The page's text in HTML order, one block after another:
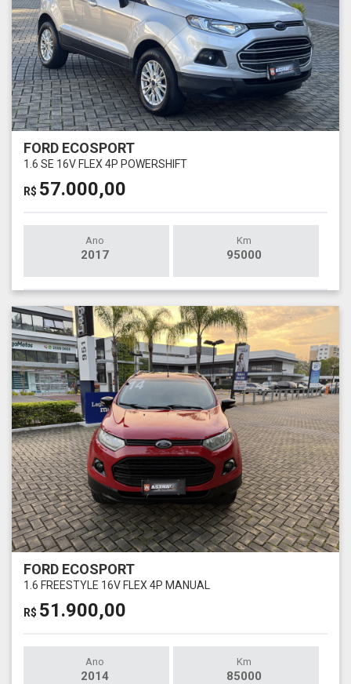
FORD ECOSPORT
1.6 SE 16V FLEX 4P POWERSHIFT
R$ 57.000,00
Ano
2017
Km
95000
FORD ECOSPORT
1.6 FREESTYLE 16V FLEX 4P MANUAL
R$ 51.900,00
Ano
2014
Km
85000